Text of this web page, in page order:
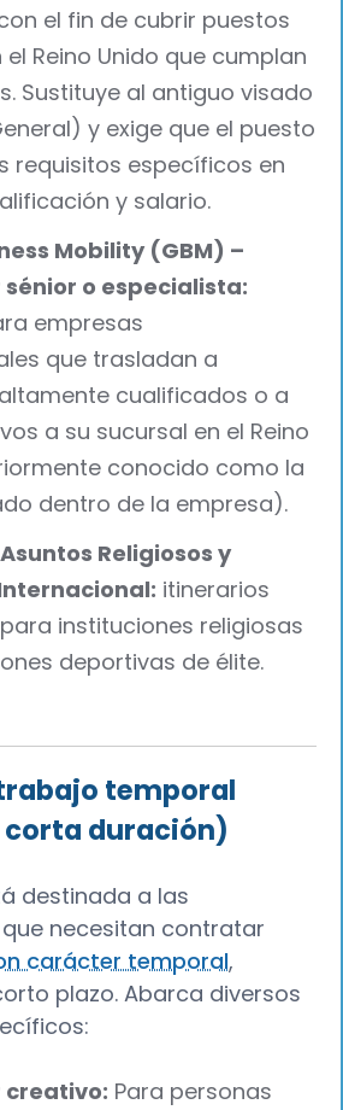
el fin de cubrir puestos
Reino Unido que cumplan
Sustituye al antiguo visado
y exige que el puesto
requisitos específicos en
y salario.
Mobility (GBM) –
o especialista:
empresas
que trasladan a
cualificados o a
a su sucursal en el Reino
conocido como la
dentro de la empresa).
Religiosos y
itinerarios
instituciones religiosas
deportivas de élite.
temporal
duración)
destinada a las
necesitan contratar
carácter temporal,
plazo. Abarca diversos
Para personas